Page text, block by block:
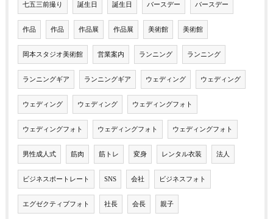
七五三前撮り 誕生日 誕生日 バースデー バースデー
作品 作品 作品展 作品展 美術館 美術館
岡本スタジオ美術館 営業案内 ランニング ランニング
ランニングギア ランニングギア ウェディング ウェディング
ウェディング ウェディング ウェディングフォト
ウェディングフォト ウェディングフォト ウェディングフォト
男性成人式 筋肉 筋トレ 変身 レンタル衣装 法人
ビジネスポートレート SNS 会社 ビジネスフォト
エグゼクティブフォト 社長 会長 親子